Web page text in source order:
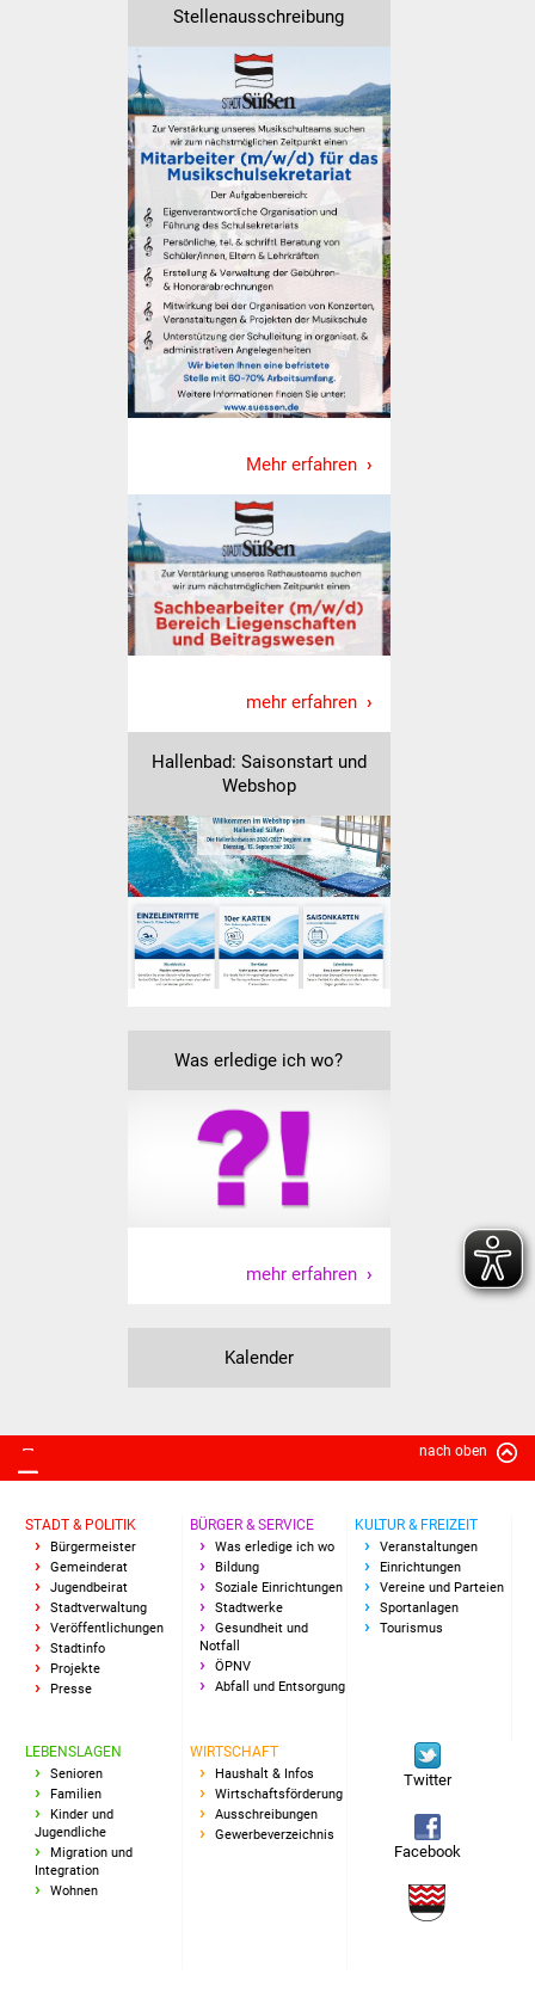
Projekte
Schulentwicklung Bizet
Sanierung Hallenbad
Sanierung Bizethalle
Ortsentwicklung
Presse
Bürger & Service
Dienstleistungen
Lebenslagen
Formulare
Bürgerinfos
Schulen
Kindergärten
Kolping-Musikschule
Volkshochschule
Kirchen
Lokale Agenda
Jugendhaus
Kinder- und
Stadtwerke
Gesundheit und Notfall
Ärzte und Apotheken
Hitzewarnung / UV-
ÖPNV
Bürgerbus (MOBS)
Abfall und Entsorgung
Stellenausschreibung
Mehr erfahren
mehr erfahren
Hallenbad: Saisonstart und
Webshop
Was erledige ich wo?
mehr erfahren
Kalender
nach oben
STADT & POLITIK
Bürgermeister
Gemeinderat
Jugendbeirat
Stadtverwaltung
Veröffentlichungen
Stadtinfo
Projekte
Presse
BÜRGER & SERVICE
Was erledige ich wo
Bildung
Soziale Einrichtungen
Stadtwerke
Gesundheit und
Notfall
ÖPNV
Abfall und Entsorgung
KULTUR & FREIZEIT
Veranstaltungen
Einrichtungen
Vereine und Parteien
Sportanlagen
Tourismus
LEBENSLAGEN
Senioren
Familien
Kinder und
Jugendliche
Migration und
Integration
Wohnen
WIRTSCHAFT
Haushalt & Infos
Wirtschaftsförderung
Ausschreibungen
Gewerbeverzeichnis
Twitter
Facebook